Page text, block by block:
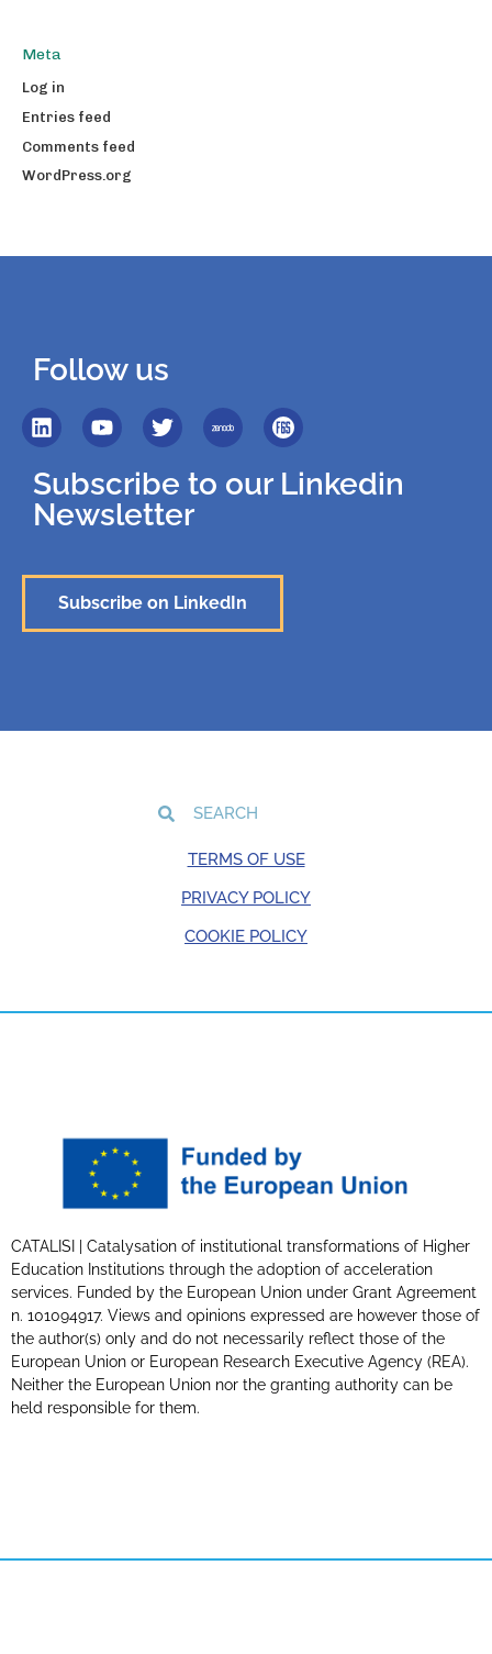
Meta
Log in
Entries feed
Comments feed
WordPress.org
Follow us
Subscribe to our Linkedin
Newsletter
Subscribe on LinkedIn
TERMS OF USE
PRIVACY POLICY
COOKIE POLICY
CATALISI | Catalysation of institutional transformations of Higher
Education Institutions through the adoption of acceleration
services. Funded by the European Union under Grant Agreement
n. 101094917. Views and opinions expressed are however those of
the author(s) only and do not necessarily reflect those of the
European Union or European Research Executive Agency (REA).
Neither the European Union nor the granting authority can be
held responsible for them.